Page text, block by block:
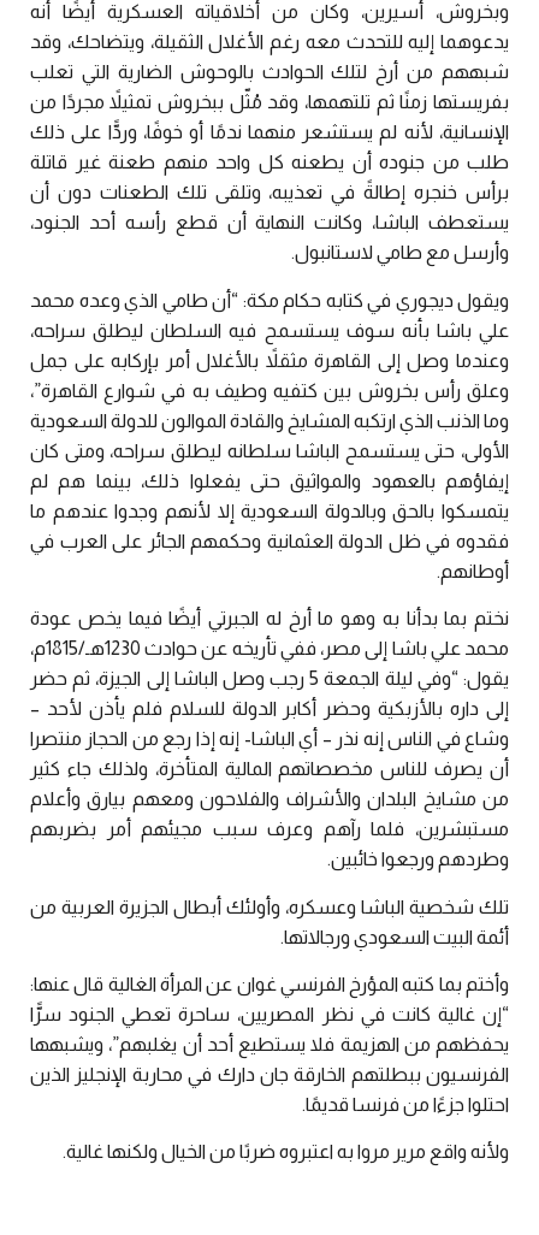
وبخروش، أسيرين، وكان من أخلاقياته العسكرية أيضًا أنه
يدعوهما إليه للتحدث معه رغم الأغلال الثقيلة، ويتضاحك، وقد
شبههم من أرخ لتلك الحوادث بالوحوش الضارية التي تعلب
بفريستها زمنًا ثم تلتهمها، وقد مُثّل ببخروش تمثيلاً مجردًا من
الإنسانية، لأنه لم يستشعر منهما ندمًا أو خوفًا، وردًّا على ذلك
طلب من جنوده أن يطعنه كل واحد منهم طعنة غير قاتلة
برأس خنجره إطالةً في تعذيبه، وتلقى تلك الطعنات دون أن
يستعطف الباشا، وكانت النهاية أن قطع رأسه أحد الجنود،
وأرسل مع طامي لاستانبول.
ويقول ديجوري في كتابه حكام مكة: “أن طامي الذي وعده محمد
علي باشا بأنه سوف يستسمح فيه السلطان ليطلق سراحه،
وعندما وصل إلى القاهرة مثقلاً بالأغلال أمر بإركابه على جمل
وعلق رأس بخروش بين كتفيه وطيف به في شوارع القاهرة”،
وما الذنب الذي ارتكبه المشايخ والقادة الموالون للدولة السعودية
الأولى، حتى يستسمح الباشا سلطانه ليطلق سراحه، ومتى كان
إيفاؤهم بالعهود والمواثيق حتى يفعلوا ذلك، بينما هم لم
يتمسكوا بالحق وبالدولة السعودية إلا لأنهم وجدوا عندهم ما
فقدوه في ظل الدولة العثمانية وحكمهم الجائر على العرب في
أوطانهم.
نختم بما بدأنا به وهو ما أرخ له الجبرتي أيضًا فيما يخص عودة
محمد علي باشا إلى مصر، ففي تأريخه عن حوادث 1230هـ/1815م،
يقول: “وفي ليلة الجمعة 5 رجب وصل الباشا إلى الجيزة، ثم حضر
إلى داره بالأزبكية وحضر أكابر الدولة للسلام فلم يأذن لأحد –
وشاع في الناس إنه نذر – أي الباشا- إنه إذا رجع من الحجاز منتصرا
أن يصرف للناس مخصصاتهم المالية المتأخرة، ولذلك جاء كثير
من مشايخ البلدان والأشراف والفلاحون ومعهم بيارق وأعلام
مستبشرين، فلما رآهم وعرف سبب مجيئهم أمر بضربهم
وطردهم ورجعوا خائبين.
تلك شخصية الباشا وعسكره، وأولئك أبطال الجزيرة العربية من
أئمة البيت السعودي ورجالاتها.
وأختم بما كتبه المؤرخ الفرنسي غوان عن المرأة الغالية قال عنها:
“إن غالية كانت في نظر المصريين، ساحرة تعطي الجنود سرًّا
يحفظهم من الهزيمة فلا يستطيع أحد أن يغلبهم”، ويشبهها
الفرنسيون ببطلتهم الخارقة جان دارك في محاربة الإنجليز الذين
احتلوا جزءًا من فرنسا قديمًا.
ولأنه واقع مرير مروا به اعتبروه ضربًا من الخيال ولكنها غالية.